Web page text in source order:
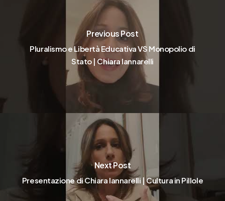
Previous Post
Pluralismo e Libertà Educativa VS Monopolio di
Stato | Chiara Iannarelli
Next Post
Presentazione di Chiara Iannarelli | Cultura in Pillole